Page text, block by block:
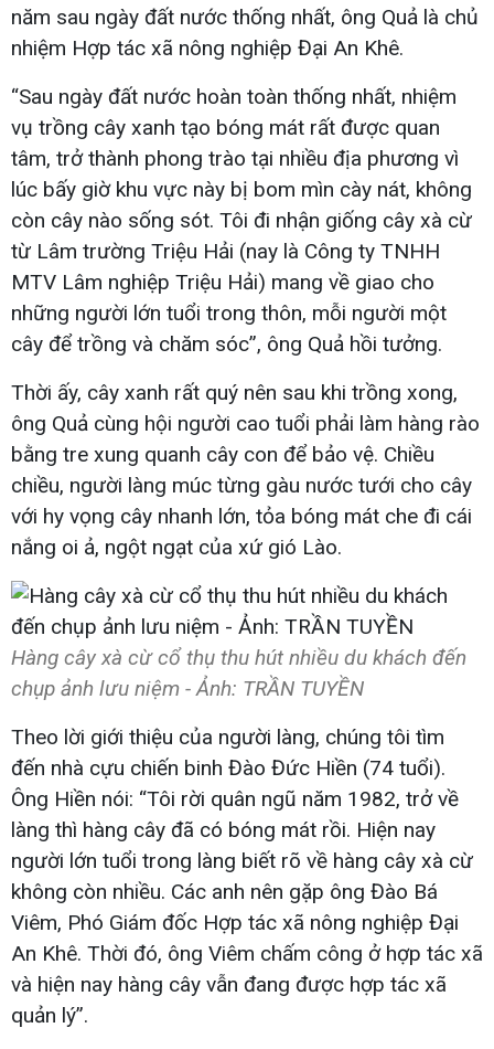
năm sau ngày đất nước thống nhất, ông Quả là chủ
nhiệm Hợp tác xã nông nghiệp Đại An Khê.
“Sau ngày đất nước hoàn toàn thống nhất, nhiệm
vụ trồng cây xanh tạo bóng mát rất được quan
tâm, trở thành phong trào tại nhiều địa phương vì
lúc bấy giờ khu vực này bị bom mìn cày nát, không
còn cây nào sống sót. Tôi đi nhận giống cây xà cừ
từ Lâm trường Triệu Hải (nay là Công ty TNHH
MTV Lâm nghiệp Triệu Hải) mang về giao cho
những người lớn tuổi trong thôn, mỗi người một
cây để trồng và chăm sóc”, ông Quả hồi tưởng.
Thời ấy, cây xanh rất quý nên sau khi trồng xong,
ông Quả cùng hội người cao tuổi phải làm hàng rào
bằng tre xung quanh cây con để bảo vệ. Chiều
chiều, người làng múc từng gàu nước tưới cho cây
với hy vọng cây nhanh lớn, tỏa bóng mát che đi cái
nắng oi ả, ngột ngạt của xứ gió Lào.
Hàng cây xà cừ cổ thụ thu hút nhiều du khách đến
chụp ảnh lưu niệm - Ảnh: TRẦN TUYỀN
Theo lời giới thiệu của người làng, chúng tôi tìm
đến nhà cựu chiến binh Đào Đức Hiền (74 tuổi).
Ông Hiền nói: “Tôi rời quân ngũ năm 1982, trở về
làng thì hàng cây đã có bóng mát rồi. Hiện nay
người lớn tuổi trong làng biết rõ về hàng cây xà cừ
không còn nhiều. Các anh nên gặp ông Đào Bá
Viêm, Phó Giám đốc Hợp tác xã nông nghiệp Đại
An Khê. Thời đó, ông Viêm chấm công ở hợp tác xã
và hiện nay hàng cây vẫn đang được hợp tác xã
quản lý”.